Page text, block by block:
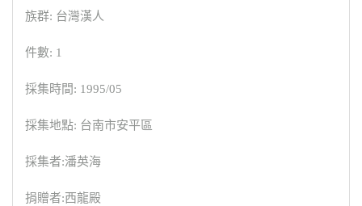
族群: 台灣漢人
件數: 1
採集時間: 1995/05
採集地點: 台南市安平區
採集者:潘英海
捐贈者:西龍殿